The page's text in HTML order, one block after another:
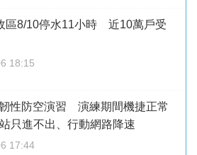
區8/10停水11小時 近10萬戶受
18:15
性防空演習 演練期間機捷正常
只進不出、行動網路降速
17:44